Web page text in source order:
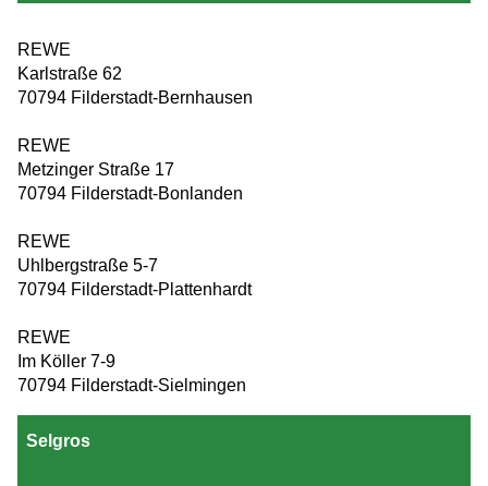
REWE
Karlstraße 62
70794 Filderstadt-Bernhausen
REWE
Metzinger Straße 17
70794 Filderstadt-Bonlanden
REWE
Uhlbergstraße 5-7
70794 Filderstadt-Plattenhardt
REWE
Im Köller 7-9
70794 Filderstadt-Sielmingen
Selgros